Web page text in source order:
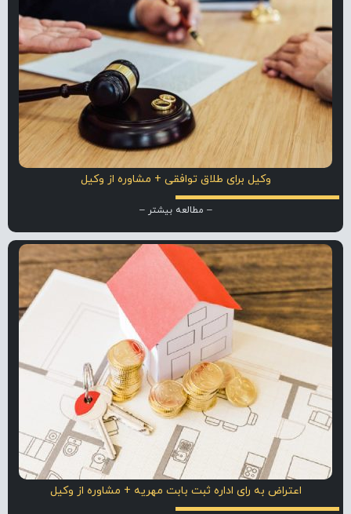
وکیل برای طلاق توافقی + مشاوره از وکیل
– مطالعه بیشتر –
اعتراض به رای اداره ثبت بابت مهریه + مشاوره از وکیل